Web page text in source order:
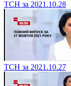
ТСН за 2021.10.28
ТСН за 2021.10.27